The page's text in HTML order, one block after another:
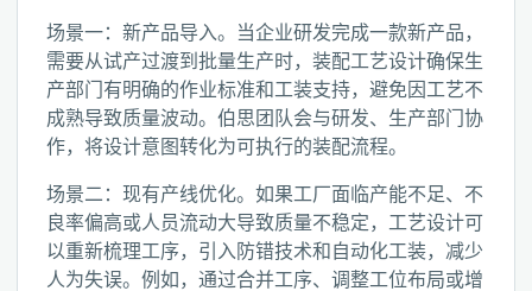
场景一：新产品导入。当企业研发完成一款新产品，
需要从试产过渡到批量生产时，装配工艺设计确保生
产部门有明确的作业标准和工装支持，避免因工艺不
成熟导致质量波动。伯思团队会与研发、生产部门协
作，将设计意图转化为可执行的装配流程。
场景二：现有产线优化。如果工厂面临产能不足、不
良率偏高或人员流动大导致质量不稳定，工艺设计可
以重新梳理工序，引入防错技术和自动化工装，减少
人为失误。例如，通过合并工序、调整工位布局或增